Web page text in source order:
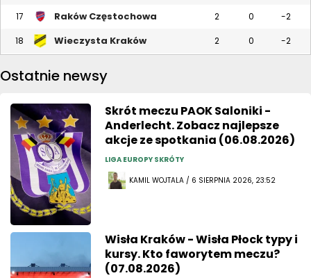
17 Raków Częstochowa 2 0 -2
18 Wieczysta Kraków 2 0 -2
Ostatnie newsy
Skrót meczu PAOK Saloniki -
Anderlecht. Zobacz najlepsze
akcje ze spotkania (06.08.2026)
LIGA EUROPY SKRÓTY
KAMIL WOJTALA / 6 SIERPNIA 2026, 23:52
Wisła Kraków - Wisła Płock typy i
kursy. Kto faworytem meczu?
(07.08.2026)